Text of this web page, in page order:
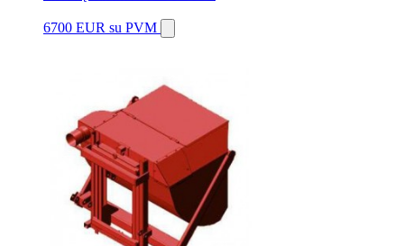
6700 EUR su PVM